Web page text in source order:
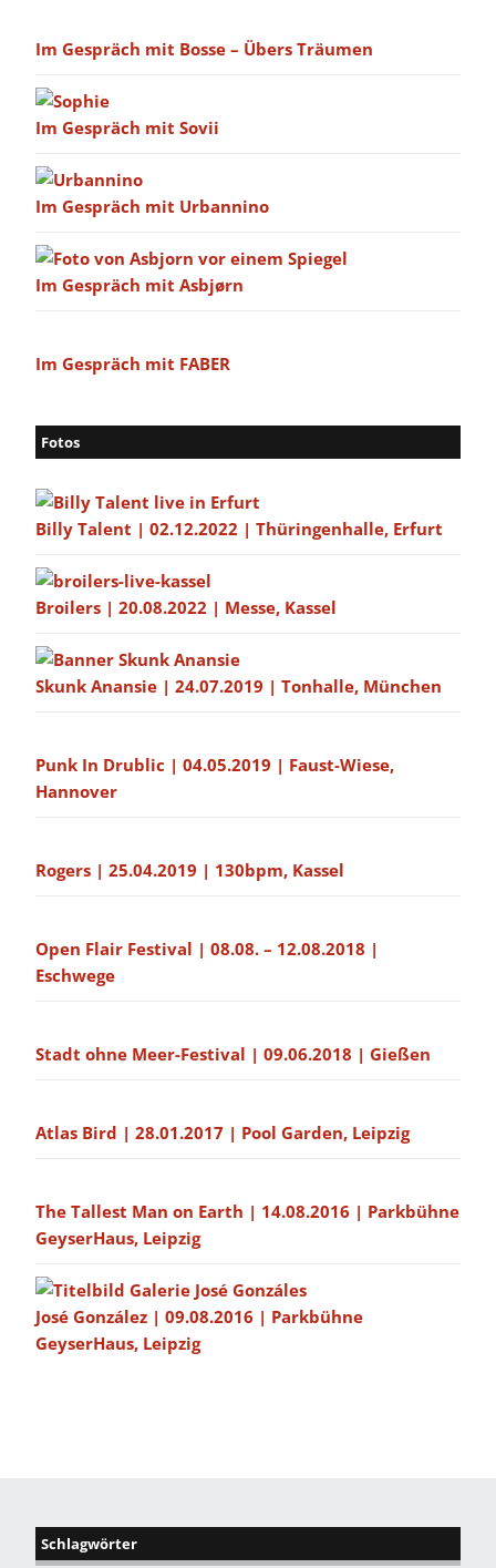
Im Gespräch mit Bosse – Übers Träumen
Im Gespräch mit Sovii
Im Gespräch mit Urbannino
Im Gespräch mit Asbjørn
Im Gespräch mit FABER
Fotos
Billy Talent | 02.12.2022 | Thüringenhalle, Erfurt
Broilers | 20.08.2022 | Messe, Kassel
Skunk Anansie | 24.07.2019 | Tonhalle, München
Punk In Drublic | 04.05.2019 | Faust-Wiese,
Hannover
Rogers | 25.04.2019 | 130bpm, Kassel
Open Flair Festival | 08.08. – 12.08.2018 |
Eschwege
Stadt ohne Meer-Festival | 09.06.2018 | Gießen
Atlas Bird | 28.01.2017 | Pool Garden, Leipzig
The Tallest Man on Earth | 14.08.2016 | Parkbühne
GeyserHaus, Leipzig
José González | 09.08.2016 | Parkbühne
GeyserHaus, Leipzig
Schlagwörter